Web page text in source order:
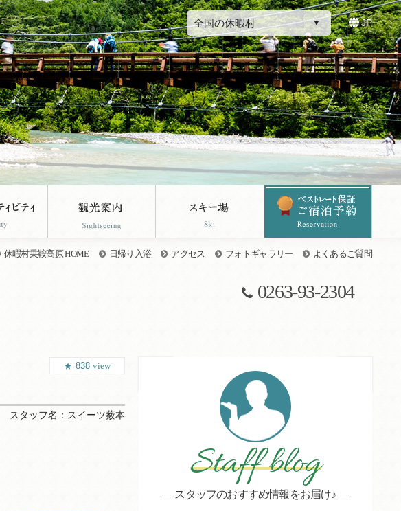
全国の休暇村 JP
休暇村乗鞍高原 HOME 日帰り入浴 アクセス フォトギャラリー よくあるご質問
0263-93-2304
838 view
スタッフ名： スイーツ薮本
Staff blog
スタッフのおすすめ情報をお届け♪